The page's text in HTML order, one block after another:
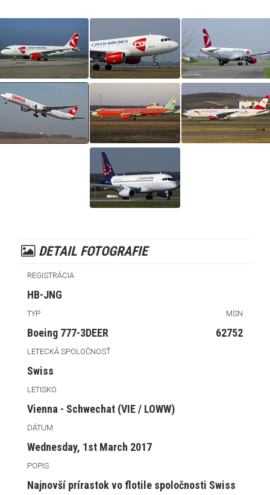
DETAIL FOTOGRAFIE
REGISTRÁCIA
HB-JNG
TYP MSN
Boeing 777-3DEER 62752
LETECKÁ SPOLOČNOSŤ
Swiss
LETISKO
Vienna - Schwechat (VIE / LOWW)
DÁTUM
Wednesday, 1st March 2017
POPIS
Najnovší prírastok vo flotile spoločnosti Swiss